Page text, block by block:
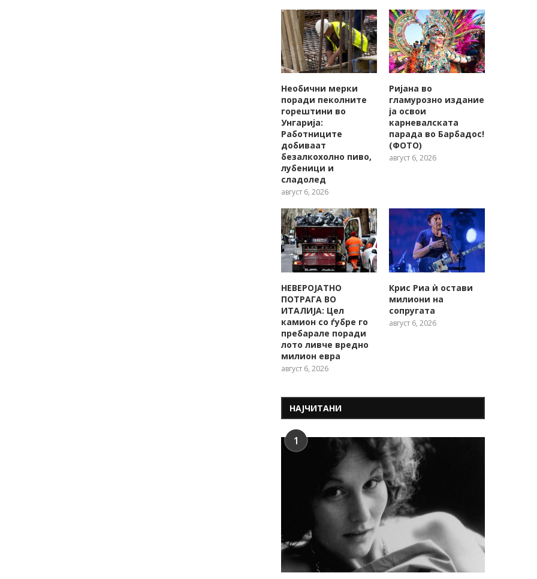
Необични мерки
поради пеколните
горештини во
Унгарија:
Работниците
добиваат
безалкохолно пиво,
лубеници и
сладолед
август 6, 2026
Ријана во
гламурозно издание
ја освои
карневалската
парада во Барбадос!
(ФОТО)
август 6, 2026
НЕВЕРОЈАТНО
ПОТРАГА ВО
ИТАЛИЈА: Цел
камион со ѓубре го
пребарале поради
лото ливче вредно
милион евра
август 6, 2026
Крис Риа ѝ остави
милиони на
сопругата
август 6, 2026
НАЈЧИТАНИ
1